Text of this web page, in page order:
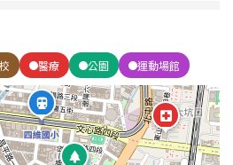
1房
3房
醫療 公園 運動場館